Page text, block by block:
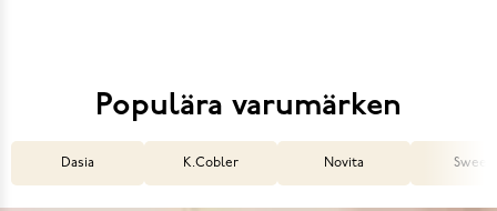
Populära varumärken
Dasia K.Cobler Novita